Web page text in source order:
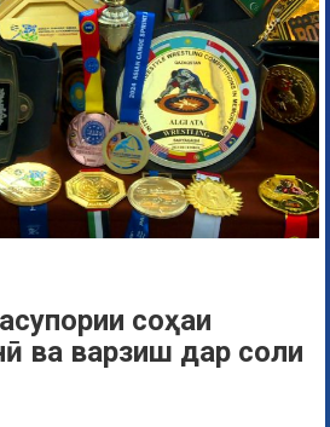
соҳаи
ва варзиш дар соли